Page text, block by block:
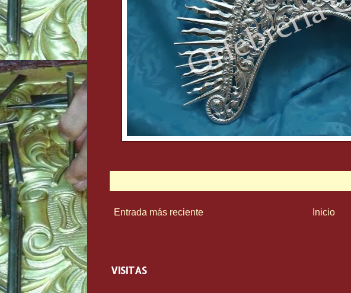
Entrada más reciente Inicio
VISITAS